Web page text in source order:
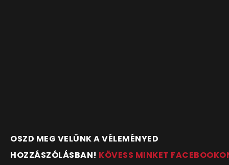
OSZD MEG VELÜNK A VÉLEMÉNYED
HOZZÁSZÓLÁSBAN! KÖVESS MINKET